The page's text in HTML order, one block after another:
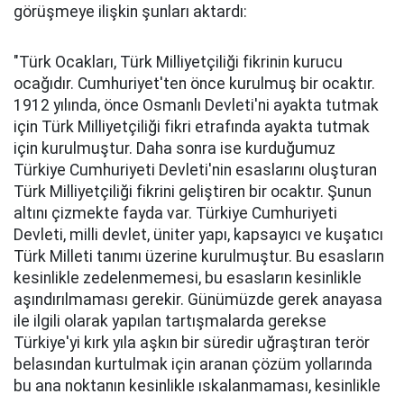
görüşmeye ilişkin şunları aktardı:
"Türk Ocakları, Türk Milliyetçiliği fikrinin kurucu
ocağıdır. Cumhuriyet'ten önce kurulmuş bir ocaktır.
1912 yılında, önce Osmanlı Devleti'ni ayakta tutmak
için Türk Milliyetçiliği fikri etrafında ayakta tutmak
için kurulmuştur. Daha sonra ise kurduğumuz
Türkiye Cumhuriyeti Devleti'nin esaslarını oluşturan
Türk Milliyetçiliği fikrini geliştiren bir ocaktır. Şunun
altını çizmekte fayda var. Türkiye Cumhuriyeti
Devleti, milli devlet, üniter yapı, kapsayıcı ve kuşatıcı
Türk Milleti tanımı üzerine kurulmuştur. Bu esasların
kesinlikle zedelenmemesi, bu esasların kesinlikle
aşındırılmaması gerekir. Günümüzde gerek anayasa
ile ilgili olarak yapılan tartışmalarda gerekse
Türkiye'yi kırk yıla aşkın bir süredir uğraştıran terör
belasından kurtulmak için aranan çözüm yollarında
bu ana noktanın kesinlikle ıskalanmaması, kesinlikle